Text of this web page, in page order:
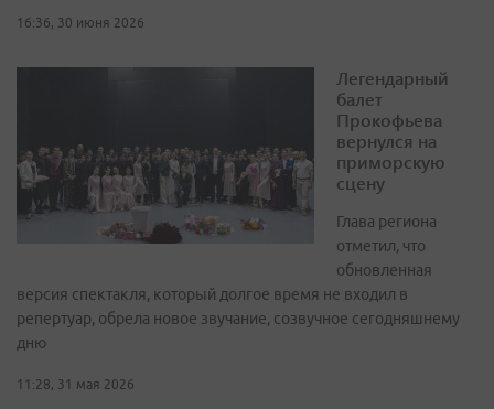
16:36, 30 июня 2026
Легендарный
балет
Прокофьева
вернулся на
приморскую
сцену
Глава региона
отметил, что
обновленная
версия спектакля, который долгое время не входил в
репертуар, обрела новое звучание, созвучное сегодняшнему
дню
11:28, 31 мая 2026